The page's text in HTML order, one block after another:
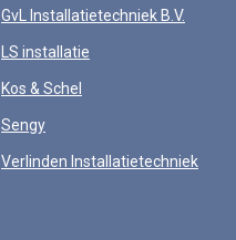
GvL Installatietechniek B.V.
LS installatie
Kos & Schel
Sengy
Verlinden Installatietechniek